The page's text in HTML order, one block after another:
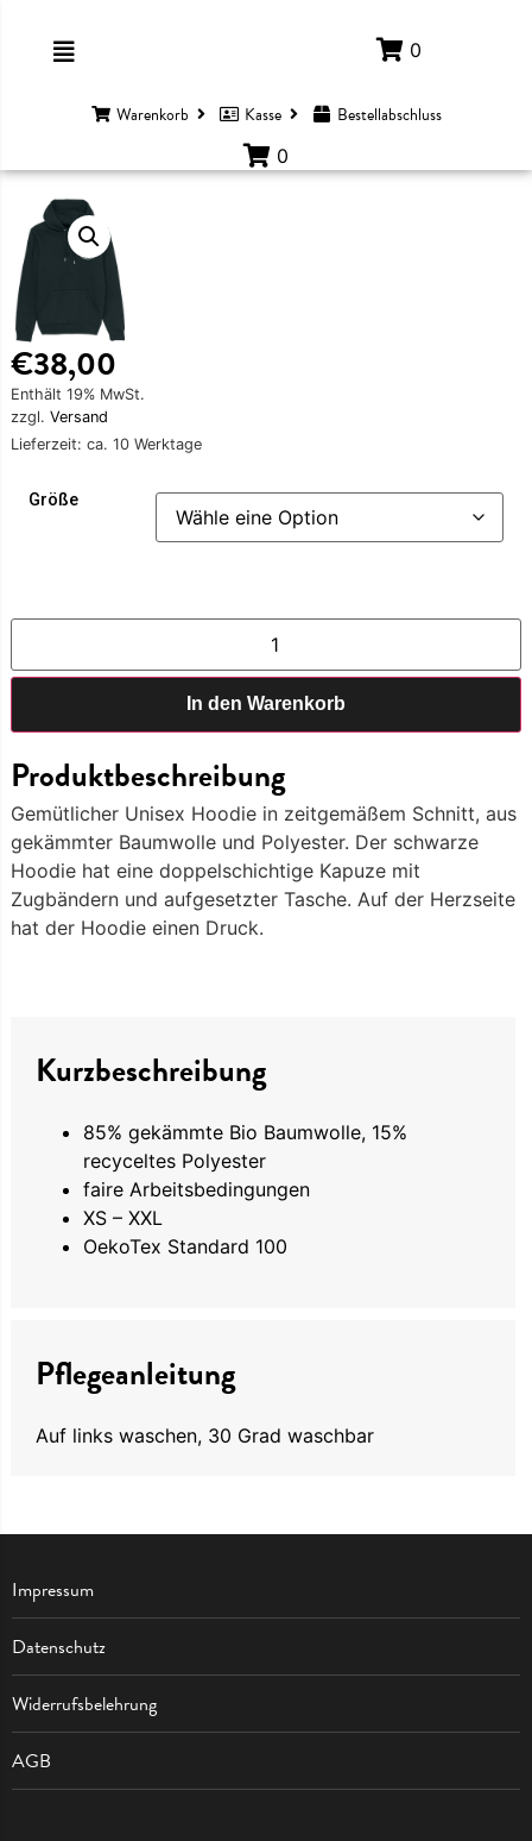
0
Warenkorb Kasse Bestellabschluss
0
€38,00
Enthält 19% MwSt.
zzgl. Versand
Lieferzeit: ca. 10 Werktage
Größe
In den Warenkorb
Produktbeschreibung
Gemütlicher Unisex Hoodie in zeitgemäßem Schnitt, aus
gekämmter Baumwolle und Polyester. Der schwarze
Hoodie hat eine doppelschichtige Kapuze mit
Zugbändern und aufgesetzter Tasche. Auf der Herzseite
hat der Hoodie einen Druck.
Kurzbeschreibung
85% gekämmte Bio Baumwolle, 15%
recyceltes Polyester
faire Arbeitsbedingungen
XS – XXL
OekoTex Standard 100
Pflegeanleitung
Auf links waschen, 30 Grad waschbar
Impressum
Datenschutz
Widerrufsbelehrung
AGB